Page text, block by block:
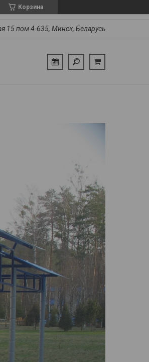
Корзина
15 пом 4-635, Минск, Беларусь